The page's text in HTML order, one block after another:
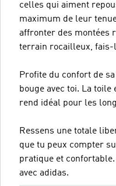
celles qui aiment
maximum de leur
affronter des montées
terrain rocailleux, fais-
Profite du confort de
bouge avec toi. La
rend idéal pour les
Ressens une totale
que tu peux compter
pratique et confortable.
avec adidas.